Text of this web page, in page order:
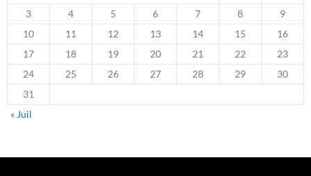
3
4 5 6 7 8
9
10
11 12 13 14 15
16
17
18 19 20 21 22
23
24
25 26 27 28 29
30
31
« Juil